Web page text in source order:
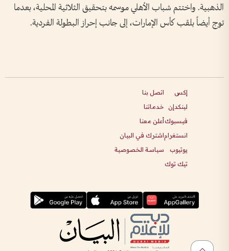
الذهبية. واختتم شباب الأهلي موسمه بتحقيق الثلاثية المحلية، بعدما
توج أيضاً بلقب كأس الإمارات، إلى جانب إحراز البطولة الفردية.
إكس
لينكدإن
فيسبوك
انستغرام
يوتيوب
تيك توك
اتصل بنا
خدماتنا
أعلن معنا
اشترك في البيان
سياسة الخصوصية